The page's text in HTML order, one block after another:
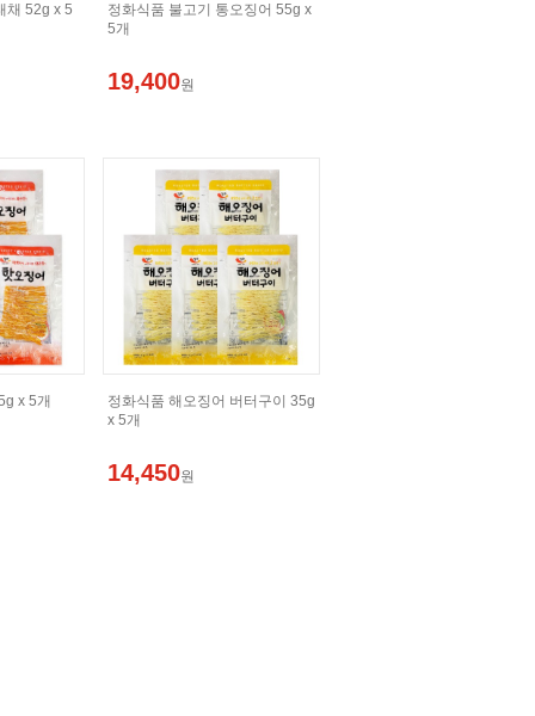
채 52g x 5
정화식품 불고기 통오징어 55g x
5개
19,400원
x 5개
정화식품 해오징어 버터구이 35g
x 5개
14,450원